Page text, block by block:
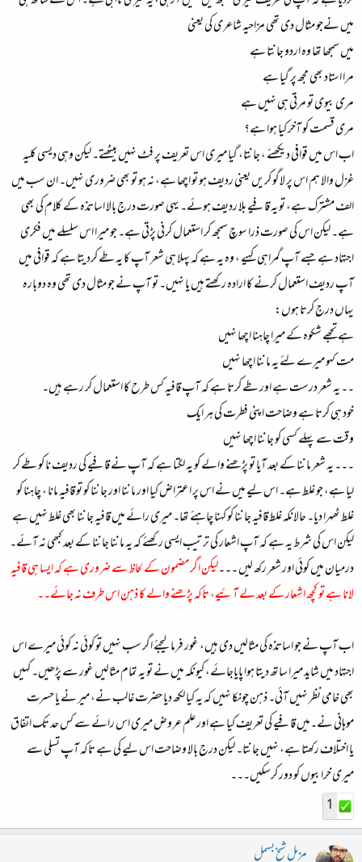
میں نےجو مثال دی تھی مزاحیہ شاعری کی یعنی
میں سمجھا تھا وہ اردو جانتا ہے
مرا استاد بھی مجھ پر گیا ہے
مری بیوی تو مرتی ہی نہیں ہے
مری قسمت کو آخر کیا ہوا ہے؟
اب اس میں قوافی دیکھئے ، جانتا، گیا میری اس تعریف پر فٹ نہیں بیٹھتے۔ لیکن وہی دیسی کلیہ
غزل والا ہم اس پر لاگو کریں یعنی ردیف ہو تو اچھا ہے، نہ ہو تو بھی ضروری نہیں۔ ان سب میں
الف مشترک ہے، تو یہ قافیے بلا ردیف ہوئے۔ یہی صورت درج بالا اساتذہ کے کلام کی بھی
ہے۔ لیکن اس کی صورت ذرا سوچ سمجھ کر استعمال کرنی پڑتی ہے۔ جو میرا اس سلسلے میں فکری
اجتہاد ہے جسے آپ گمراہی کہیے ، وہ یہ ہے کہ پہلا ہی شعر آپ کا یہ طے کردیتا ہے کہ قوافی میں
آپ ردیف استعمال کرنے کا ارادہ رکھتے ہیں یا نہیں۔ تو آپ نے جو مثال دی تھی وہ دوبارہ
یہاں درج کرتا ہوں:
ہے تجھے شکوہ کے میرا چاہنا اچھا نہیں
مت کہو میرے لئے یہ ماننا اچھا نہیں
۔۔ یہ شعر درست ہے اور طے کرتا ہے کہ آپ قافیہ کس طرح کا استعمال کر رہے ہیں۔
خود ہی کرتا ہے وضاحت اپنی فطرت کی ہر ایک
وقت سے پہلے کسی کو جاننا اچھا نہیں
۔۔۔ یہ شعر ماننا کے بعد آیا تو پڑھنے والے کو یہ لگتا ہے کہ آپ نے قافیے کی ردیف نا کو طے کر
لیا ہے، جو غلط ہے۔ اس لیے میں نے اس پر اعتراض کیا اور ماننا اور جاننا کو تو قافیہ مانا ، چاہنا کو
غلط ٹھہرا دیا۔ حالانکہ غلط قافیہ جاننا کو کہنا چاہئے تھا۔ میری رائے میں قافیہ جاننا بھی غلط نہیں ہے
لیکن اس کی شرط یہ ہے کہ آپ اشعار کی ترتیب ایسی رکھئے کہ یہ ماننا جاننا کے بعد کبھی نہ آئے۔
درمیان میں کوئی اور شعر رکھ لیں ۔۔۔لیکن اگر مضمون کے لحاظ سے ضروری ہے کہ ایسا ہی قافیہ
لانا ہے تو کچھ اشعار کے بعد لے آئیے، تاکہ پڑھنے والے کا ذہن اس طرف نہ جائے۔۔
اب آپ نے جو اساتذہ کی مثالیں دی ہیں، غور فرما لیجئے اگر سب نہیں تو کوئی نہ کوئی میرے اس
اجتہاد میں شاید میرا ساتھ دیتا ہوا پایاجائے، کیونکہ میں نے تو یہ تمام مثالیں غور سے پڑھیں۔ کہیں
بھی خامی نظر نہیں آئی۔ ذہن چونکا نہیں کہ یہ کیا لکھ دیا حضرت غالب نے، میر نے یا حسرت
موہانی نے۔میں قافیے کی تعریف کیا ہے اور علم عروض میری اس رائے سے کس حد تک اتفاق
یا اختلاف رکھتا ہے، نہیں جانتا۔ لیکن درج بالا وضاحت اس لیے کی ہے تاکہ آپ تسلی سے
میری خرابیوں کو دور کرسکیں۔۔۔
1
مزمل شیخ بسمل